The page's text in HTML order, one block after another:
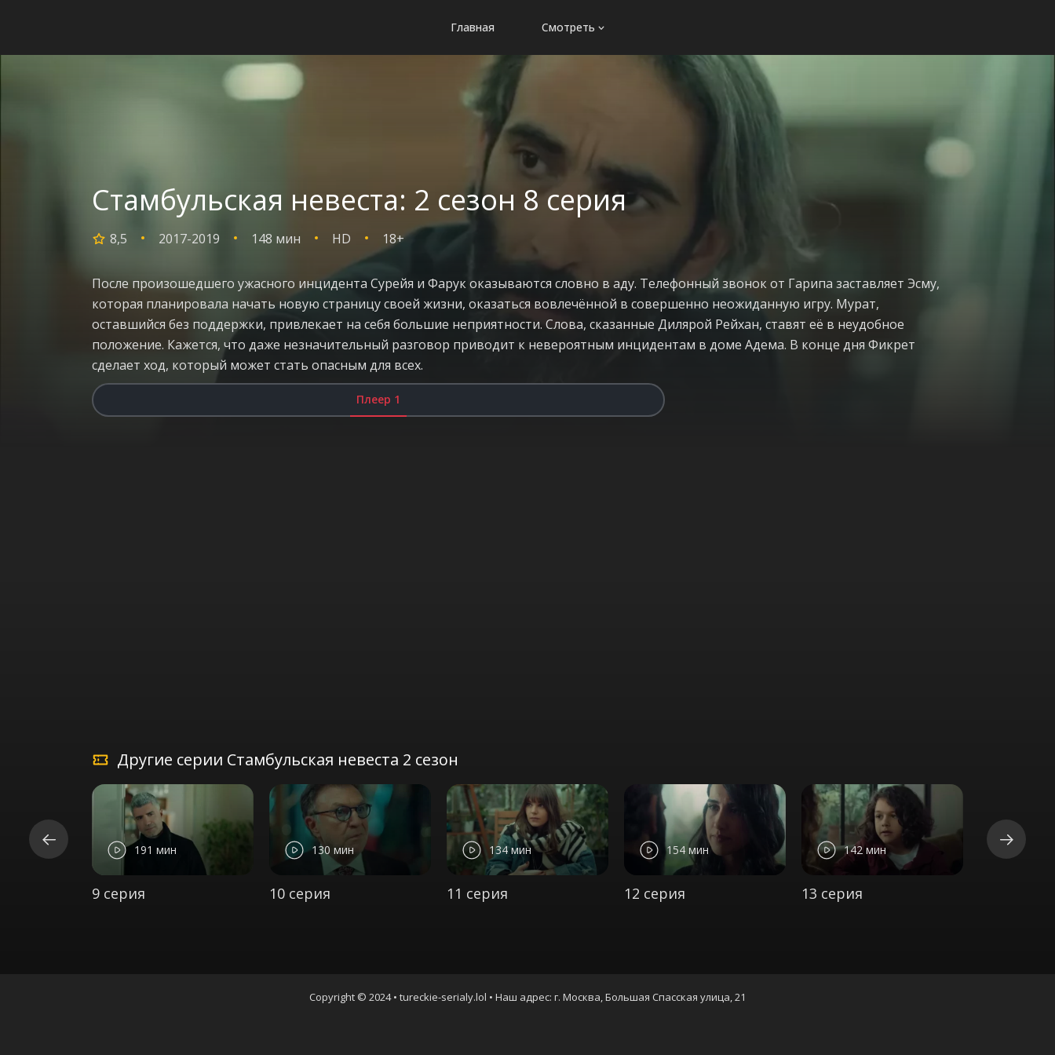
Главная Смотреть
Стамбульская невеста: 2 сезон 8 серия
8,5 2017-2019 148 мин HD 18+
После произошедшего ужасного инцидента Сурейя и Фарук оказываются словно в аду. Телефонный звонок от Гарипа заставляет Эсму,
которая планировала начать новую страницу своей жизни, оказаться вовлечённой в совершенно неожиданную игру. Мурат,
оставшийся без поддержки, привлекает на себя большие неприятности. Слова, сказанные Дилярой Рейхан, ставят её в неудобное
положение. Кажется, что даже незначительный разговор приводит к невероятным инцидентам в доме Адема. В конце дня Фикрет
сделает ход, который может стать опасным для всех.
Плеер 1
Другие серии Стамбульская невеста 2 сезон
191 мин
9 серия
130 мин
10 серия
134 мин
11 серия
154 мин
12 серия
142 мин
13 серия
131
Copyright © 2024 • tureckie-serialy.lol • Наш адрес: г. Москва, Большая Спасская улица, 21